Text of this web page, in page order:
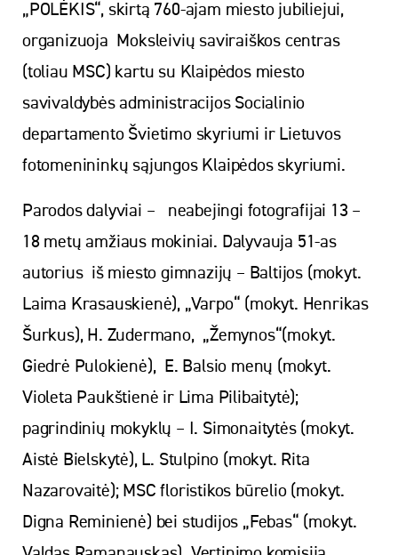
„POLĖKIS“, skirtą 760-ajam miesto jubiliejui,
organizuoja Moksleivių saviraiškos centras
(toliau MSC) kartu su Klaipėdos miesto
savivaldybės administracijos Socialinio
departamento Švietimo skyriumi ir Lietuvos
fotomenininkų sąjungos Klaipėdos skyriumi.
Parodos dalyviai – neabejingi fotografijai 13 –
18 metų amžiaus mokiniai. Dalyvauja 51-as
autorius iš miesto gimnazijų – Baltijos (mokyt.
Laima Krasauskienė), „Varpo“ (mokyt. Henrikas
Šurkus), H. Zudermano, „Žemynos“(mokyt.
Giedrė Pulokienė), E. Balsio menų (mokyt.
Violeta Paukštienė ir Lima Pilibaitytė);
pagrindinių mokyklų – I. Simonaitytės (mokyt.
Aistė Bielskytė), L. Stulpino (mokyt. Rita
Nazarovaitė); MSC floristikos būrelio (mokyt.
Digna Reminienė) bei studijos „Febas“ (mokyt.